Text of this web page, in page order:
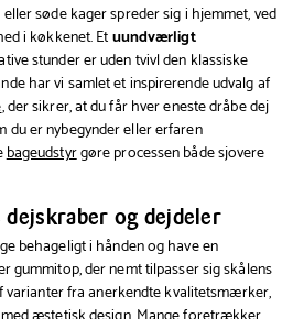
søde kager spreder sig i hjemmet, ved
i køkkenet. Etuundværligt
stunder er uden tvivl den klassiske
har vi samlet et inspirerende udvalg af
, der sikrer, at du får hver eneste dråbe dej
du er nybegynder eller erfaren
bageudstyrgøre processen både sjovere
dejskraber og dejdeler
behageligt i hånden og have en
gummitop, der nemt tilpasser sig skålens
fra anerkendte kvalitetsmærker,